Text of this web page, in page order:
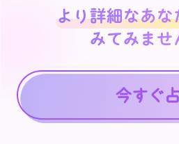
より詳細なあ
みてみませ
より詳細なあ
みてみませ